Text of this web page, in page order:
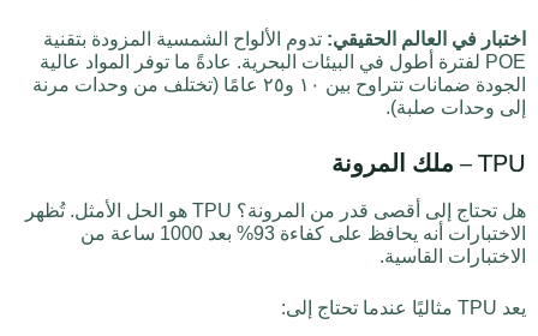
اختبار في العالم الحقيقي: تدوم الألواح الشمسية المزودة بتقنية
POE لفترة أطول في البيئات البحرية. عادةً ما توفر المواد عالية
الجودة ضمانات تتراوح بين ١٠ و٢٥ عامًا (تختلف من وحدات مرنة
إلى وحدات صلبة).
TPU – ملك المرونة
هل تحتاج إلى أقصى قدر من المرونة؟ TPU هو الحل الأمثل. تُظهر
الاختبارات أنه يحافظ على كفاءة 93% بعد 1000 ساعة من
الاختبارات القاسية.
يعد TPU مثاليًا عندما تحتاج إلى: